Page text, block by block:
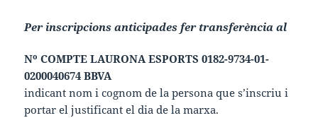
Per inscripcions anticipades fer transferència al
Nº COMPTE LAURONA ESPORTS 0182-9734-01-
0200040674 BBVA
indicant nom i cognom de la persona que s’inscriu i
portar el justificant el dia de la marxa.